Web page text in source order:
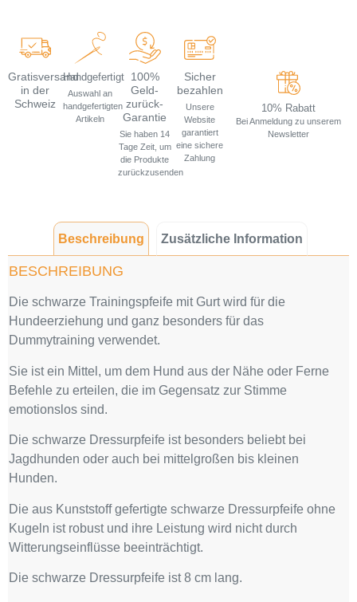
Gratisversand
in der
Schweiz
Handgefertigt
Auswahl an
handgefertigten
Artikeln
100%
Geld-
zurück-
Garantie
Sie haben 14
Tage Zeit, um
die Produkte
zurückzusenden
Sicher
bezahlen
Unsere
Website
garantiert
eine sichere
Zahlung
10% Rabatt
Bei Anmeldung zu unserem
Newsletter
Beschreibung Zusätzliche Information
BESCHREIBUNG
Die schwarze Trainingspfeife mit Gurt wird für die
Hundeerziehung und ganz besonders für das
Dummytraining verwendet.
Sie ist ein Mittel, um dem Hund aus der Nähe oder Ferne
Befehle zu erteilen, die im Gegensatz zur Stimme
emotionslos sind.
Die schwarze Dressurpfeife ist besonders beliebt bei
Jagdhunden oder auch bei mittelgroßen bis kleinen
Hunden.
Die aus Kunststoff gefertigte schwarze Dressurpfeife ohne
Kugeln ist robust und ihre Leistung wird nicht durch
Witterungseinflüsse beeinträchtigt.
Die schwarze Dressurpfeife ist 8 cm lang.